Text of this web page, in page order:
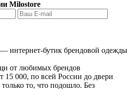
Milostore
интернет-бутик брендовой одежды
от любимых брендов
15 000, по всей России до двери
то, что подошло. Без